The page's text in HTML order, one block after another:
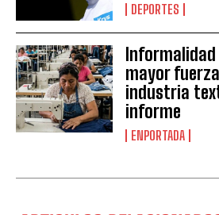
DEPORTES
mayor
industria
informe
ENPORTADA